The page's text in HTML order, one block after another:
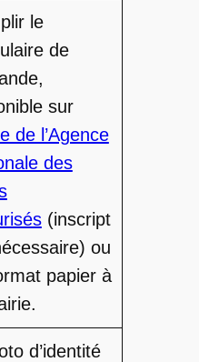
le
de
sur
de l’Agence
des
(inscript
ou
papier à
d’identité